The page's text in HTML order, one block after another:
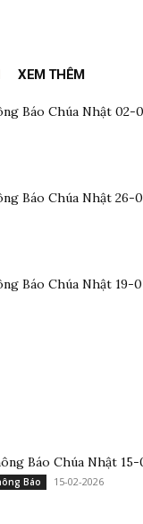
XEM THÊM
Báo Chúa Nhật 02-
Báo Chúa Nhật 26-
Báo Chúa Nhật 19-
Báo Chúa Nhật 15-
Báo 15-02-2026